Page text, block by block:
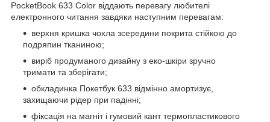
PocketBook 633 Color віддають перевагу любителі
електронного читання завдяки наступним перевагам:
верхня кришка чохла зсередини покрита стійкою до
подряпин тканиною;
виріб продуманого дизайну з еко-шкіри зручно
тримати та зберігати;
обкладинка Покетбук 633 відмінно амортизує,
захищаючи рідер при падінні;
фіксація на магніт і гумовий кант термопластикового